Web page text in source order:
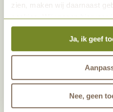
zien, maken wij daarnaast
cookies. Wij vragen hiervoor
altijd mogelijk om je
marketingprestaties worden
onze gasten nog beter
over het gebruik van
Ja, ik geef
Nee, geen
Bij het akkerveld: